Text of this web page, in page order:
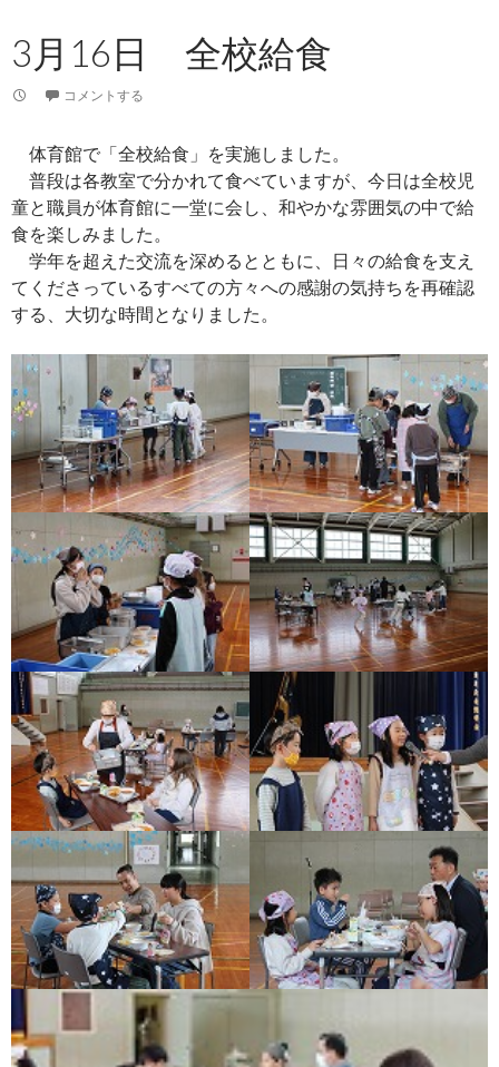
3月16日 全校給食
コメントする
体育館で「全校給食」を実施しました。
普段は各教室で分かれて食べていますが、今日は全校児
童と職員が体育館に一堂に会し、和やかな雰囲気の中で給
食を楽しみました。
学年を超えた交流を深めるとともに、日々の給食を支え
てくださっているすべての方々への感謝の気持ちを再確認
する、大切な時間となりました。